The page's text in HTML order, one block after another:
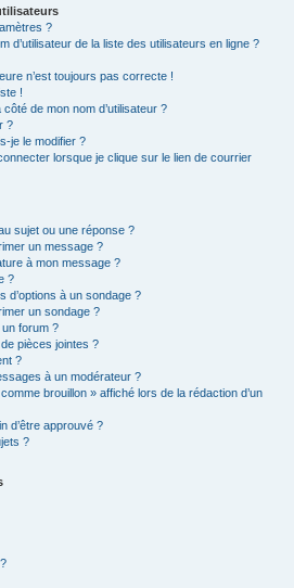
?
d’utilisateur de la liste des utilisateurs en ligne ?
n’est toujours pas correcte !
!
de mon nom d’utilisateur ?
?
je le modifier ?
lorsque je clique sur le lien de courrier
sujet ou une réponse ?
un message ?
à mon message ?
?
d’options à un sondage ?
un sondage ?
forum ?
pièces jointes ?
?
à un modérateur ?
brouillon » affiché lors de la rédaction d’un
d’être approuvé ?
?